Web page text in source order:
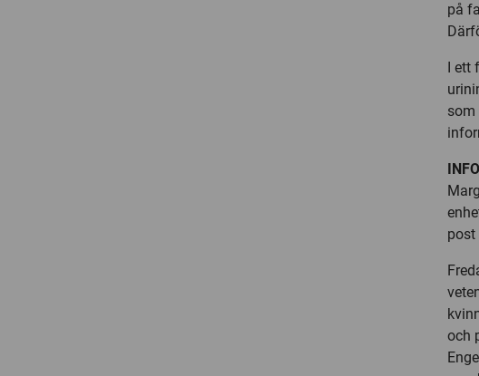
på
I ett
som
post
och